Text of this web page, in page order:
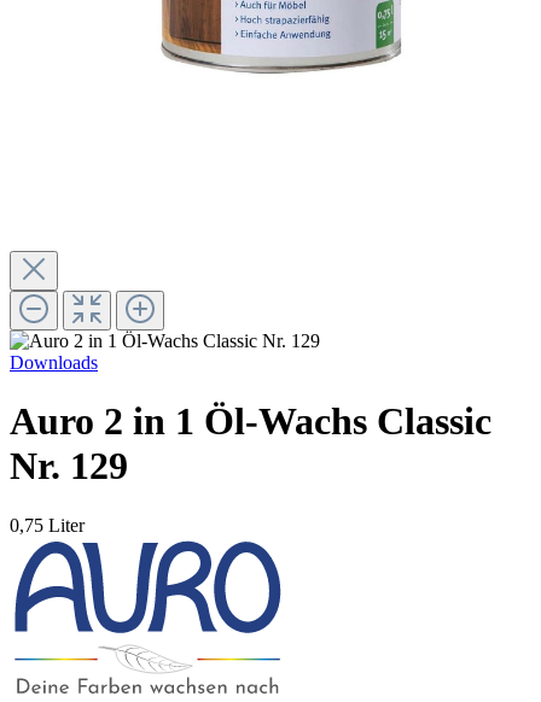
Downloads
Auro 2 in 1 Öl-Wachs Classic
Nr. 129
0,75 Liter